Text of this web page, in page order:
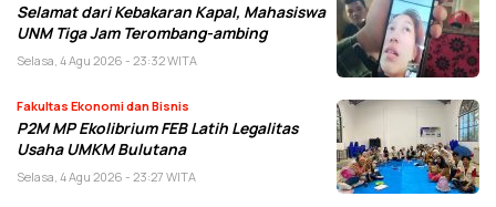
Selamat dari Kebakaran Kapal, Mahasiswa
UNM Tiga Jam Terombang-ambing
Selasa, 4 Agu 2026 - 23:32 WITA
Fakultas Ekonomi dan Bisnis
P2M MP Ekolibrium FEB Latih Legalitas
Usaha UMKM Bulutana
Selasa, 4 Agu 2026 - 23:27 WITA